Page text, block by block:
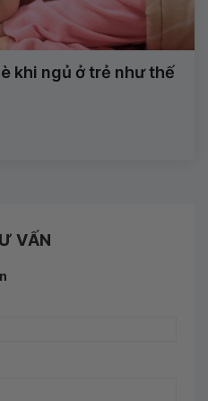
khi ngủ ở trẻ như thế
VẤN